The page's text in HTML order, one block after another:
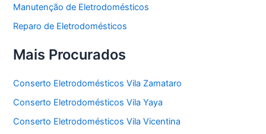
Manutenção de Eletrodomésticos
Reparo de Eletrodomésticos
Mais Procurados
Conserto Eletrodomésticos Vila Zamataro
Conserto Eletrodomésticos Vila Yaya
Conserto Eletrodomésticos Vila Vicentina